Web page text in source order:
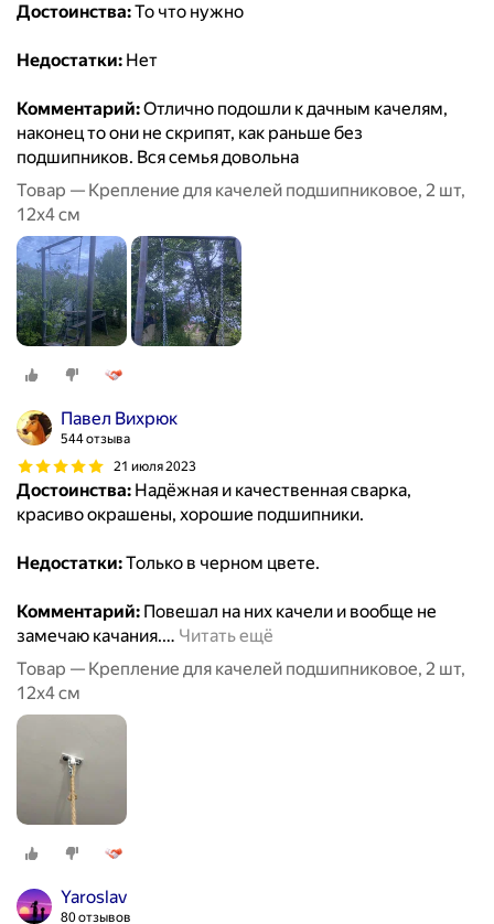
Достоинства:То что нужно
Недостатки: Нет
Комментарий:Отлично подошли к дачным качелям,
наконец то они не скрипят, как раньше без
подшипников. Вся семья довольна
Товар — Крепление для качелей подшипниковое, 2 шт,
12х4 см
Павел Вихрюк
544 отзыва
21 июля 2023
Достоинства: Надёжная и качественная сварка,
красиво окрашены, хорошие подшипники.
Недостатки:Только в черном цвете.
Комментарий: Повешал на них качели и вообще не
замечаю качания.… Читать ещё
Товар — Крепление для качелей подшипниковое, 2 шт,
12х4 см
Yaroslav
80 отзывов